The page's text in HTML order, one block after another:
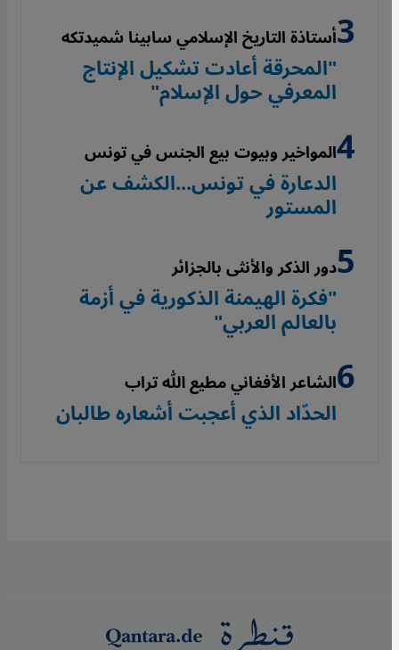
أستاذة التاريخ الإسلامي سابينا شميدتكه
"المحرقة أعادت تشكيل الإنتاج
المعرفي حول الإسلام"
المواخير وبيوت بيع الجنس في تونس
الدعارة في تونس...الكشف عن
المستور
دور الذكر والأنثى بالجزائر
"فكرة الهيمنة الذكورية في أزمة
بالعالم العربي"
الشاعر الأفغاني مطيع الله تراب
الحدّاد الذي أعجبت أشعاره طالبان